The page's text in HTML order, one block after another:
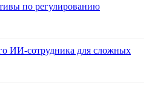
по регулированию
ИИ-сотрудника для сложных